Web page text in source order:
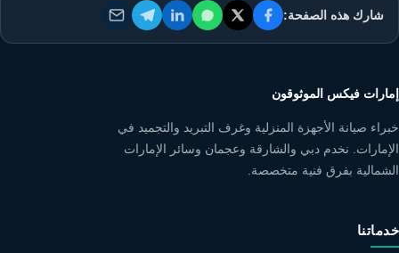
شارك هذه الصفحة:
إمارات فيكس الموثوقون
خبراء صيانة الأجهزة المنزلية وغرف التبريد والتجميد في
الإمارات. نخدم دبي والشارقة وعجمان وسائر الإمارات
الشمالية بفرق فنية متخصصة.
خدماتنا